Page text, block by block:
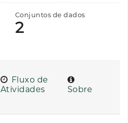
Conjuntos de dados
2
Fluxo de
Atividades
Sobre